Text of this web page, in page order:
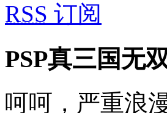
RSS 订阅
PSP真三国无
呵呵，严重浪